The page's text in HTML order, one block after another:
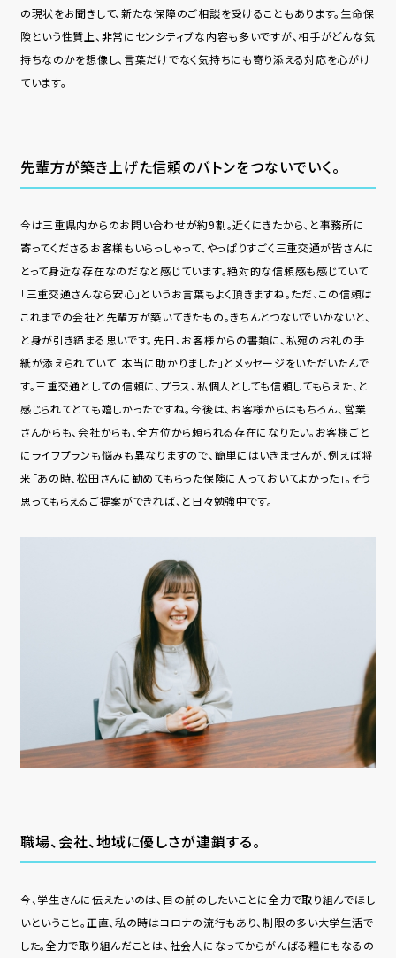
の現状をお聞きして、新たな保障のご相談を受けることもあります。⽣命保
険という性質上、⾮常にセンシティブな内容も多いですが、相⼿がどんな気
持ちなのかを想像し、⾔葉だけでなく気持ちにも寄り添える対応を⼼がけ
ています。
先輩⽅が築き上げた信頼のバトンをつないでいく。
今は三重県内からのお問い合わせが約9割。近くにきたから、と事務所に
寄ってくださるお客様もいらっしゃって、やっぱりすごく三重交通が皆さんに
とって⾝近な存在なのだなと感じています。絶対的な信頼感も感じていて
「三重交通さんなら安⼼」というお⾔葉もよく頂きますね。ただ、この信頼は
これまでの会社と先輩⽅が築いてきたもの。きちんとつないでいかないと、
と⾝が引き締まる思いです。先⽇、お客様からの書類に、私宛のお礼の⼿
紙が添えられていて「本当に助かりました」とメッセージをいただいたんで
す。三重交通としての信頼に、プラス、私個⼈としても信頼してもらえた、と
感じられてとても嬉しかったですね。今後は、お客様からはもちろん、営業
さんからも、会社からも、全⽅位から頼られる存在になりたい。お客様ごと
にライフプランも悩みも異なりますので、簡単にはいきませんが、例えば将
来「あの時、松⽥さんに勧めてもらった保険に⼊っておいてよかった」。そう
思ってもらえるご提案ができれば、と⽇々勉強中です。
職場、会社、地域に優しさが連鎖する。
今、学⽣さんに伝えたいのは、⽬の前のしたいことに全⼒で取り組んでほし
いということ。正直、私の時はコロナの流行もあり、制限の多い⼤学⽣活で
した。全⼒で取り組んだことは、社会⼈になってからがんばる糧にもなるの